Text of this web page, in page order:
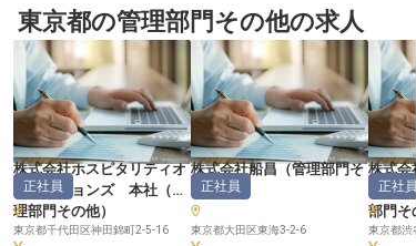
東京都の管理部門その他の求人
株式会社ホスピタリティオ
ペレーションズ 本社 （管
理部門その他）
正社員
東京都千代田区神田錦町2-5-16
株式会社船昌（管理部門そ
の他）
正社員
東京都大田区東海3-2-6
株式会
ムパ
部門そ
正社員
東京都渋